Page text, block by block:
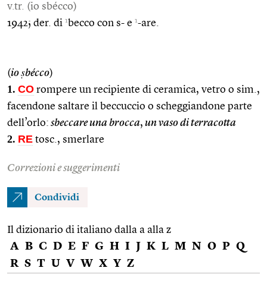
v.tr. (io sbécco)
1942; der. di 1becco con s- e 1-are.
(io ṣbécco)
1. CO rompere un recipiente di ceramica, vetro o sim.,
facendone saltare il beccuccio o scheggiandone parte
dell’orlo: sbeccare una brocca, un vaso di terracotta
2. RE tosc., smerlare
Correzioni e suggerimenti
Condividi
Il dizionario di italiano dalla a alla z
A B C D E F G H I J K L M N O P Q
R S T U V W X Y Z